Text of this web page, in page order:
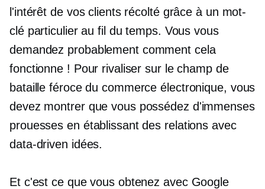
l'intérêt de vos clients récolté grâce à un mot-
clé particulier au fil du temps. Vous vous
demandez probablement comment cela
fonctionne ! Pour rivaliser sur le champ de
bataille féroce du commerce électronique, vous
devez montrer que vous possédez d'immenses
prouesses en établissant des relations avec
data-driven idées.
Et c'est ce que vous obtenez avec Google